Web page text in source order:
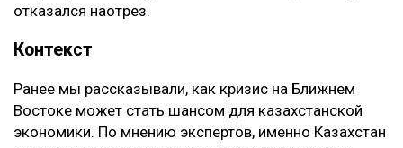
отказался наотрез.
Контекст
Ранее мы рассказывали, как кризис на Ближнем
Востоке может стать шансом для казахстанской
экономики. По мнению экспертов, именно Казахстан